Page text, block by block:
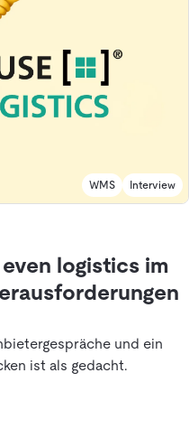
WMS Interview
logistics im
und ein
ist als gedacht.